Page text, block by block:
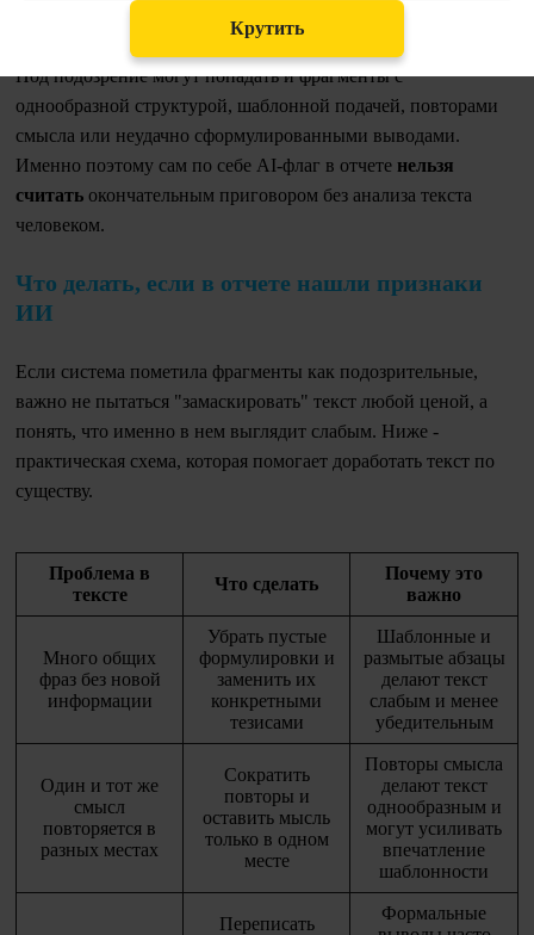
доказательство сам по себе.
Под подозрение могут попадать и фрагменты с
однообразной структурой, шаблонной подачей, повторами
смысла или неудачно сформулированными выводами.
Именно поэтому сам по себе AI-флаг в отчете нельзя
считать окончательным приговором без анализа текста
человеком.
Что делать, если в отчете нашли признаки
ИИ
Если система пометила фрагменты как подозрительные,
важно не пытаться "замаскировать" текст любой ценой, а
понять, что именно в нем выглядит слабым. Ниже -
практическая схема, которая помогает доработать текст по
существу.
Проблема в
тексте
Что сделать
Почему это
важно
Много общих
фраз без новой
информации
Убрать пустые
формулировки и
заменить их
конкретными
тезисами
Шаблонные и
размытые абзацы
делают текст
слабым и менее
убедительным
Один и тот же
смысл
повторяется в
разных местах
Сократить
повторы и
оставить мысль
только в одном
месте
Повторы смысла
делают текст
однообразным и
могут усиливать
впечатление
шаблонности
Переписать
Формальные
Крутить